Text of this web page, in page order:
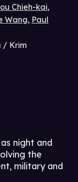
Chieh-kai,
Wang, Paul
/ Krim
night and
the
military and